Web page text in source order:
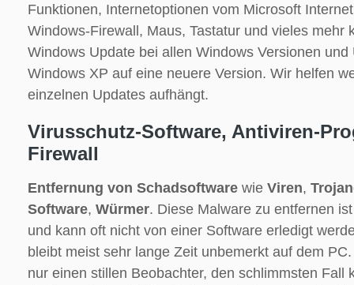
Funktionen, Internetoptionen vom Microsoft
Windows-Firewall, Maus, Tastatur und vieles mehr
Windows Update bei allen Windows Versionen und
Windows XP auf eine neuere Version. Wir helfen
einzelnen Updates aufhängt.
Virusschutz-Software, Antiviren-
Firewall
Entfernung von Schadsoftware wie Viren,
Software, Würmer. Diese Malware zu entfernen
und kann oft nicht von einer Software erledigt
bleibt meist sehr lange Zeit unbemerkt auf dem
nur einen stillen Beobachter, den schlimmsten Fall